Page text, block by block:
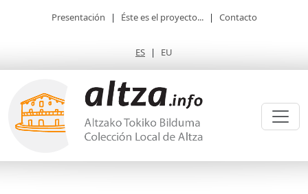
Presentación | Éste es el proyecto... | Contacto
ES | EU